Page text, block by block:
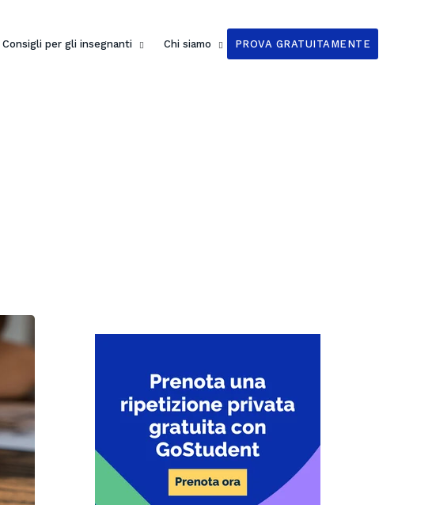
Consigli per gli insegnanti Chi siamo PROVA GRATUITAMENTE